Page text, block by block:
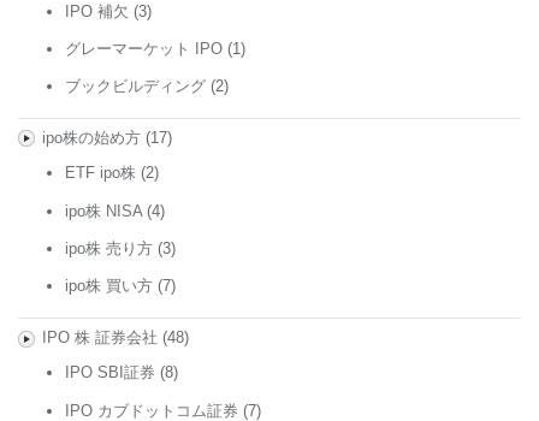
IPO 補欠 (3)
グレーマーケット IPO (1)
ブックビルディング (2)
ipo株の始め方(17)
ETF ipo株 (2)
ipo株 NISA (4)
ipo株 売り方 (3)
ipo株 買い方 (7)
IPO 株 証券会社 (48)
IPO SBI証券 (8)
IPO カブドットコム証券 (7)